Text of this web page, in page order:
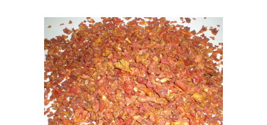
Bildergalerie überspringen